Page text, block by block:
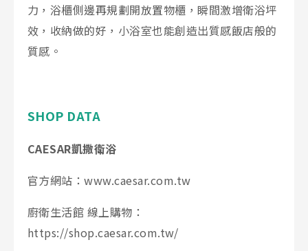
力，浴櫃側邊再規劃開放置物櫃，瞬間激增衛浴坪
效，收納做的好，小浴室也能創造出質感飯店般的
質感。
SHOP DATA
CAESAR凱撒衛浴
官方網站：www.caesar.com.tw
廚衛生活館 線上購物：
https://shop.caesar.com.tw/